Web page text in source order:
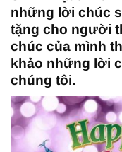
những lời chúc
tặng cho người
chúc của mình
khảo những lời
chúng tôi.